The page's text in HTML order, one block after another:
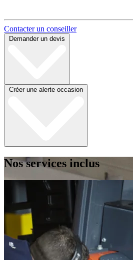
Contacter un conseiller
Demander un devis
Créer une alerte occasion
Nos services inclus